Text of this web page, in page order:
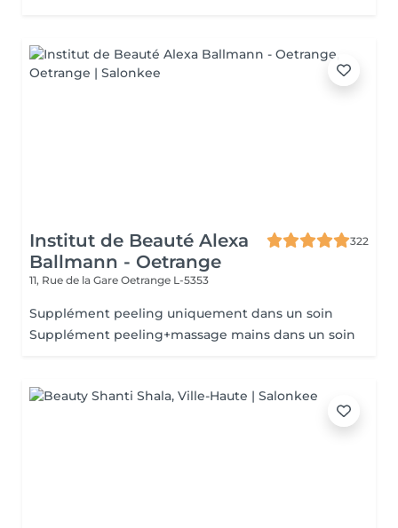
Institut de Beauté Alexa
Ballmann - Oetrange
322
11, Rue de la Gare Oetrange L-5353
Supplément peeling uniquement dans un soin
Supplément peeling+massage mains dans un soin